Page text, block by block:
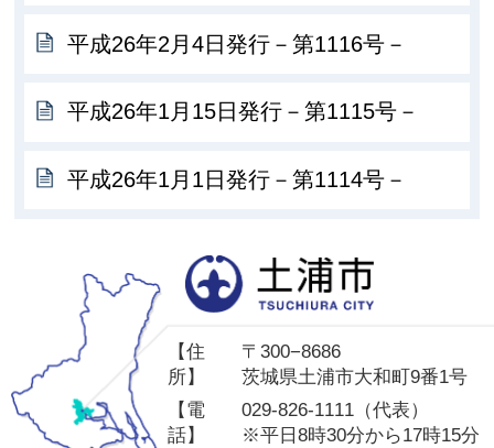
平成26年2月4日発行－第1116号－
平成26年1月15日発行－第1115号－
平成26年1月1日発行－第1114号－
【住
所】
〒300−8686
茨城県土浦市大和町9番1号
【電
話】
029-826-1111（代表）
※平日8時30分から17時15分